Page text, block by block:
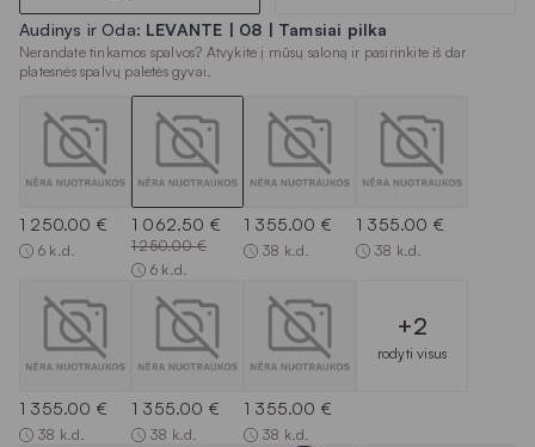
Audinys ir Oda: LEVANTE | 08 | Tamsiai pilka
Nerandate tinkamos spalvos? Atvykite į mūsų saloną ir pasirinkite iš dar
platesnės spalvų paletės gyvai.
1 250.00 €
6 k.d.
1 062.50 €
1 250.00 €
6 k.d.
1 355.00 €
38 k.d.
1 355.00 €
38 k.d.
1 355.00 €
38 k.d.
1 355.00 €
38 k.d.
1 355.00 €
38 k.d.
+2
rodyti visus